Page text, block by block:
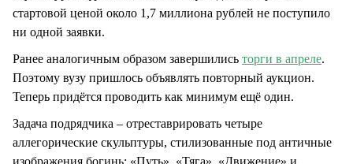
стартовой ценой около 1,7 миллиона рублей не поступило
ни одной заявки.
Ранее аналогичным образом завершились торги в апреле.
Поэтому вузу пришлось объявлять повторный аукцион.
Теперь придётся проводить как минимум ещё один.
Задача подрядчика – отреставрировать четыре
аллегорические скульптуры, стилизованные под античные
изображения богинь: «Путь», «Тяга», «Движение» и